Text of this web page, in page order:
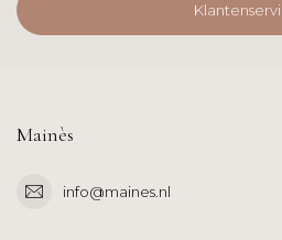
Mainès
info@maines.nl